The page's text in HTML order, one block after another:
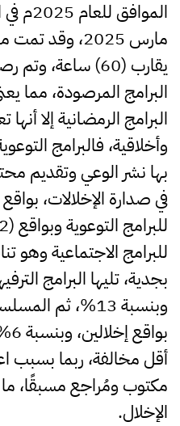
البرامج المرصودة، مما
البرامج الرمضانية إلا
وأخلاقية، فالبرامج
بها نشر الوعي وتقديم
للبرامج الاجتماعية
وبنسبة 13%، ثم
أقل مخالفة، ربما بسبب
مكتوب ومُراجع مسبقًا،
الإخلال.